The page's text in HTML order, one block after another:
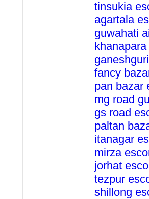
tinsukia
agartala
guwahati
fancy
pan bazar
mg road
gs road
paltan
itanagar
mirza
jorhat
tezpur
shillong